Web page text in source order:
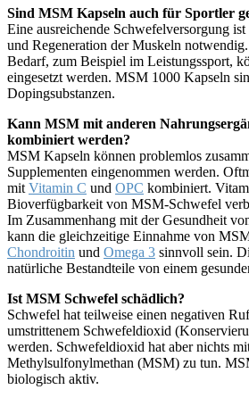
Sind MSM Kapseln auch für Sportler
Eine ausreichende Schwefelversorgung
und Regeneration der Muskeln
Bedarf, zum Beispiel im Leistungssport,
eingesetzt werden. MSM 1000 Kapseln
Dopingsubstanzen.
Kann MSM mit anderen
kombiniert werden?
MSM Kapseln können problemlos
Supplementen eingenommen werden.
mit Vitamin C und OPC kombiniert.
Bioverfügbarkeit von MSM-Schwefel
Im Zusammenhang mit der Gesundheit
kann die gleichzeitige Einnahme von
Chondroitin und Omega 3 sinnvoll sein.
natürliche Bestandteile von einem
Ist MSM Schwefel schädlich?
Schwefel hat teilweise einen negativen
umstrittenem Schwefeldioxid
werden. Schwefeldioxid hat aber nichts
Methylsulfonylmethan (MSM) zu tun.
biologisch aktiv.